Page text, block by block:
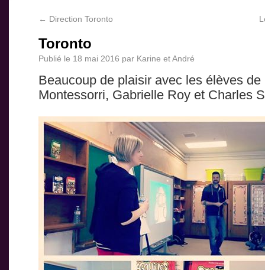
← Direction Toronto
Toronto
Publié le 18 mai 2016 par Karine et André
Beaucoup de plaisir avec les élèves de
Montessorri, Gabrielle Roy et Charles